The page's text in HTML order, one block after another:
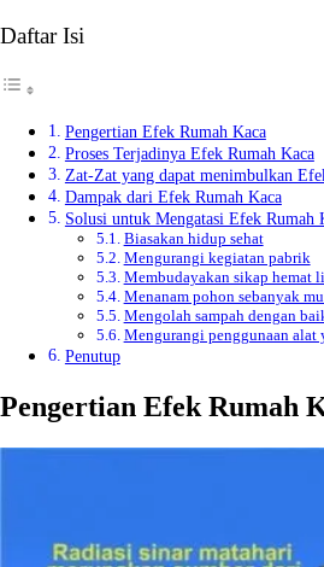
Daftar Isi
Pengertian Efek Rumah Kaca
Proses Terjadinya Efek Rumah Kaca
Zat-Zat yang dapat menimbulkan
Dampak dari Efek Rumah Kaca
Solusi untuk Mengatasi Efek Rumah
Biasakan hidup sehat
Mengurangi kegiatan pabrik
Membudayakan sikap hemat
Menanam pohon sebanyak
Mengolah sampah dengan
Mengurangi penggunaan alat
Penutup
Pengertian Efek Rumah